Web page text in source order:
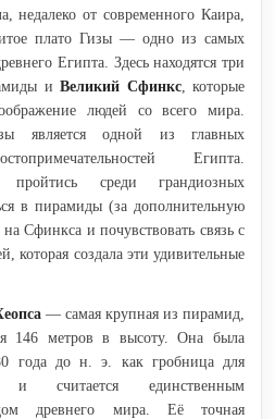
недалеко от современного Каира,
плато Гизы — одно из самых
Египта. Здесь находятся три
иВеликий Сфинкс, которые
людей со всего мира.
является одной из главных
Египта.
пройтись среди грандиозных
в пирамиды (за дополнительную
Сфинкса и почувствовать связь с
которая создала эти удивительные
— самая крупная из пирамид,
146 метров в высоту. Она была
года до н. э. как гробница для
считается единственным
древнего мира. Её точная